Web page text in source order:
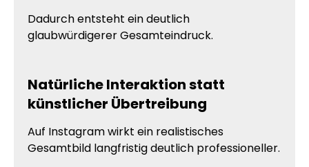
Dadurch entsteht ein deutlich
glaubwürdigerer Gesamteindruck.
Natürliche Interaktion statt
künstlicher Übertreibung
Auf Instagram wirkt ein realistisches
Gesamtbild langfristig deutlich professioneller.